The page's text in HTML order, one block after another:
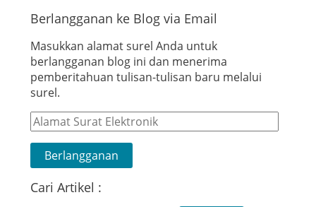
Berlangganan ke Blog via Email
Masukkan alamat surel Anda untuk
berlangganan blog ini dan menerima
pemberitahuan tulisan-tulisan baru melalui
surel.
Alamat
Surat
Elektronik
Berlangganan
Cari Artikel :